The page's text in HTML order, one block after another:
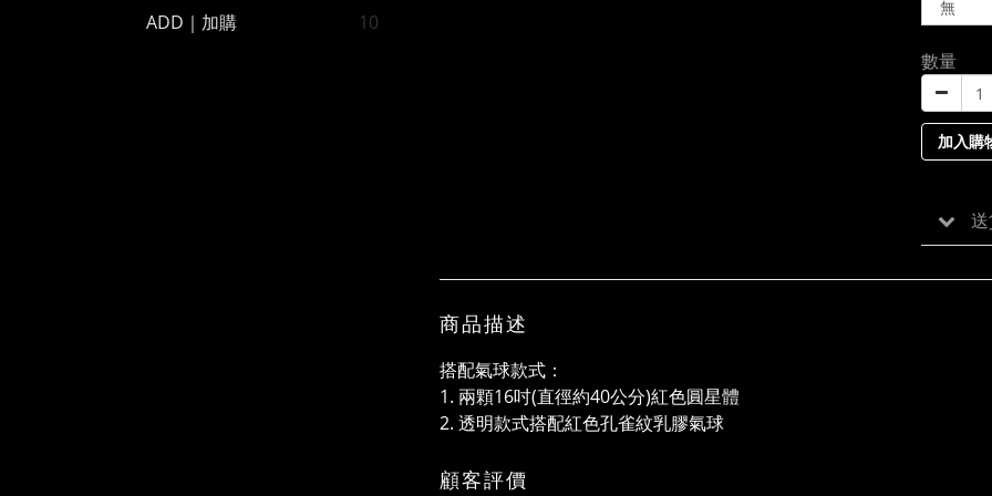
ADD｜加購
10
數量
加入購
商品描述
搭配氣球款式：
1. 兩顆16吋(直徑約40公分)紅色圓星體
2. 透明款式搭配紅色孔雀紋乳膠氣球
顧客評價